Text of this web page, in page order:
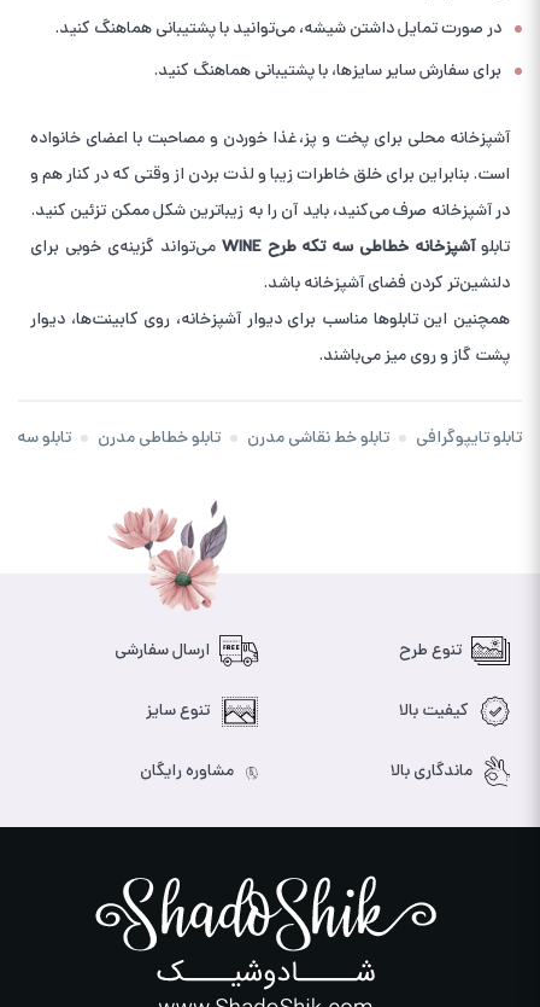
در صورت تمایل داشتن شیشه، می‌توانید با پشتیبانی هماهنگ کنید.
برای سفارش سایر سایزها، با پشتیبانی هماهنگ کنید.
آشپزخانه محلی برای پخت و پز، غذا خوردن و مصاحبت با اعضای خانواده
است. بنابراین برای خلق خاطرات زیبا و لذت بردن از وقتی که در کنار هم و
در آشپزخانه صرف می‌کنید، باید آن را به زیباترین شکل ممکن تزئین کنید.
تابلوآشپزخانه خطاطی سه تکه طرح WINE
می‌تواند گزینه‌ی خوبی برای
دلنشین‌تر کردن فضای آشپزخانه باشد.
همچنین این تابلوها مناسب برای دیوار آشپزخانه، روی کابینت‌ها، دیوار
پشت گاز و روی میز می‌باشند.
تابلو تایپوگرافی تابلو خط نقاشی مدرن تابلو خطاطی مدرن تابلو سه
تنوع طرح ارسال سفارشی
کیفیت بالا تنوع سایز
ماندگاری بالا مشاوره رایگان